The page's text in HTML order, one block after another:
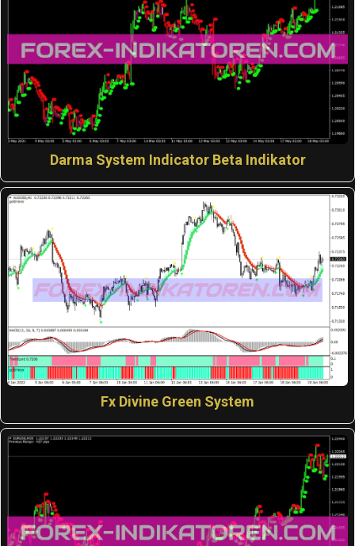
Darma System Indicator Beta Indikator
Fx Divine Green System